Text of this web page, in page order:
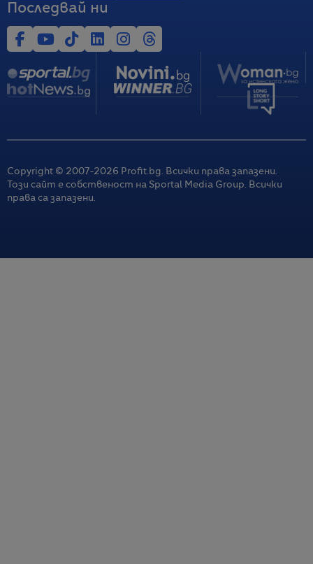
Последвай ни
Copyright © 2007-2026 Profit.bg. Всички права запазени.
Този сайт е собственост на Sportal Media Group. Всички
права са запазени.